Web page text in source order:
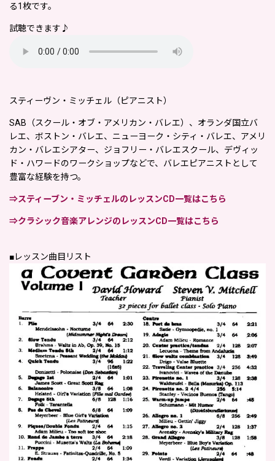
る1枚です。
試聴できます♪
スティーヴン・ミッチェル（ピアニスト）
SAB（スクール・オブ・アメリカン・バレエ）、オランダ国立バ
レエ、ボストン・バレエ、ニューヨーク・シティ・バレエ、アメリ
カン・バレエシアター、ジョフリー・バレエスクール、デヴィッ
ド・ハワードのワークショップなどで、バレエピアニストとして
豊富な経験を持つ。
⇒スティーブン・ミッチェルのレッスンCD一覧はこちら
⇒クラシック音楽アレンジのレッスンCD一覧はこちら
■レッスン曲目リスト